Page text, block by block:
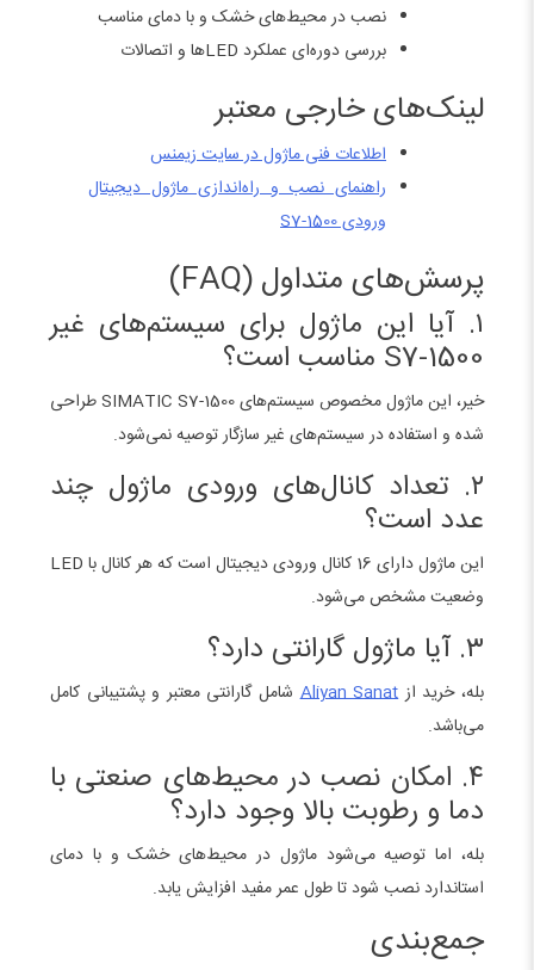
نصب در محیط‌های خشک و با دمای مناسب
بررسی دوره‌ای عملکرد LEDها و اتصالات
لینک‌های خارجی معتبر
اطلاعات فنی ماژول در سایت زیمنس
راهنمای نصب و راه‌اندازی ماژول دیجیتال
ورودی S7-1500
پرسش‌های متداول (FAQ)
۱. آیا این ماژول برای سیستم‌های غیر
S7-1500 مناسب است؟
خیر، این ماژول مخصوص سیستم‌های SIMATIC S7-1500 طراحی
شده و استفاده در سیستم‌های غیر سازگار توصیه نمی‌شود.
۲. تعداد کانال‌های ورودی ماژول چند
عدد است؟
این ماژول دارای 16 کانال ورودی دیجیتال است که هر کانال با LED
وضعیت مشخص می‌شود.
۳. آیا ماژول گارانتی دارد؟
بله، خرید ازAliyan Sanatشامل گارانتی معتبر و پشتیبانی کامل
می‌باشد.
۴. امکان نصب در محیط‌های صنعتی با
دما و رطوبت بالا وجود دارد؟
بله، اما توصیه می‌شود ماژول در محیط‌های خشک و با دمای
استاندارد نصب شود تا طول عمر مفید افزایش یابد.
جمع‌بندی